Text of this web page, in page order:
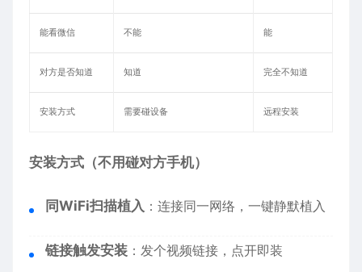
能看微信 不能 能
对方是否知道 知道 完全不知道
安装方式 需要碰设备 远程安装
安装方式（不用碰对方手机）
同WiFi扫描植入 ：连接同一网络，一键静默植入
链接触发安装 ：发个视频链接，点开即装